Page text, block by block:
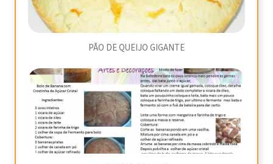
PÃO DE QUEIJO GIGANTE